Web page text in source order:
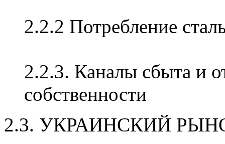
2.2.2 Потребление
2.2.3. Каналы сбыта и
собственности
2.3. УКРАИНСКИЙ